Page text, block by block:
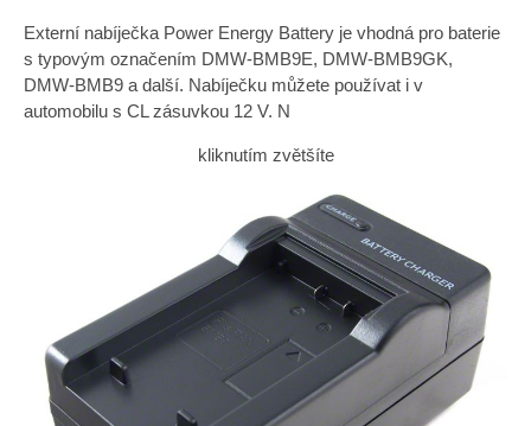
Externí nabíječka Power Energy Battery je vhodná pro baterie
s typovým označením DMW-BMB9E, DMW-BMB9GK,
DMW-BMB9 a další. Nabíječku můžete používat i v
automobilu s CL zásuvkou 12 V. N
kliknutím zvětšíte